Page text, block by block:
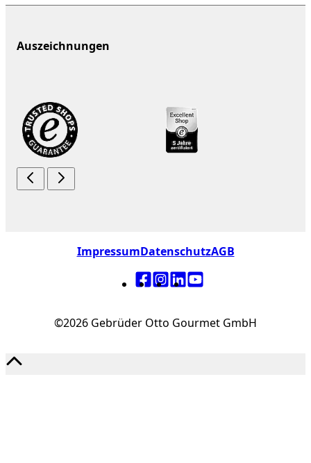
Auszeichnungen
ImpressumDatenschutzAGB
©2026 Gebrüder Otto Gourmet GmbH